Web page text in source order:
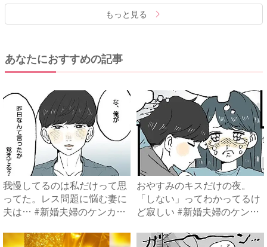
もっと見る
あなたにおすすめの記事
我慢してるのは私だけって思
ってた。レス問題に悩む妻に
夫は… #新婚夫婦のケンカ
おやすみのキスだけの夜。
「しない」ってわかってるけ
ど寂しい #新婚夫婦のケンカ